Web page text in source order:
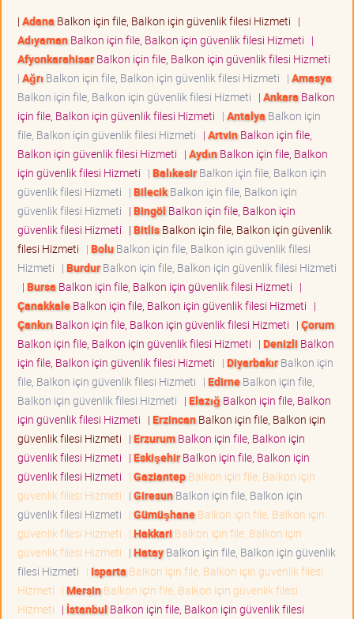
| Adana Balkon için file, Balkon için güvenlik filesi Hizmeti |
AdıyamanBalkon için file, Balkon için güvenlik filesi Hizmeti |
AfyonkarahisarBalkon için file, Balkon için güvenlik filesi Hizmeti
| Ağrı Balkon için file, Balkon için güvenlik filesi Hizmeti | Amasya
Balkon için file, Balkon için güvenlik filesi Hizmeti | Ankara Balkon
için file, Balkon için güvenlik filesi Hizmeti | Antalya Balkon için
file, Balkon için güvenlik filesi Hizmeti | ArtvinBalkon için file,
Balkon için güvenlik filesi Hizmeti | AydınBalkon için file, Balkon
için güvenlik filesi Hizmeti | BalıkesirBalkon için file, Balkon için
güvenlik filesi Hizmeti | BilecikBalkon için file, Balkon için
güvenlik filesi Hizmeti | Bingöl Balkon için file, Balkon için
güvenlik filesi Hizmeti | BitlisBalkon için file, Balkon için güvenlik
filesi Hizmeti | BoluBalkon için file, Balkon için güvenlik filesi
Hizmeti | BurdurBalkon için file, Balkon için güvenlik filesi Hizmeti
| Bursa Balkon için file, Balkon için güvenlik filesi Hizmeti |
ÇanakkaleBalkon için file, Balkon için güvenlik filesi Hizmeti |
Çankırı Balkon için file, Balkon için güvenlik filesi Hizmeti | Çorum
Balkon için file, Balkon için güvenlik filesi Hizmeti | Denizli Balkon
için file, Balkon için güvenlik filesi Hizmeti | DiyarbakırBalkon için
file, Balkon için güvenlik filesi Hizmeti | EdirneBalkon için file,
Balkon için güvenlik filesi Hizmeti | Elazığ Balkon için file, Balkon
için güvenlik filesi Hizmeti | ErzincanBalkon için file, Balkon için
güvenlik filesi Hizmeti | ErzurumBalkon için file, Balkon için
güvenlik filesi Hizmeti | EskişehirBalkon için file, Balkon için
güvenlik filesi Hizmeti | GaziantepBalkon için file, Balkon için
güvenlik filesi Hizmeti | GiresunBalkon için file, Balkon için
güvenlik filesi Hizmeti | GümüşhaneBalkon için file, Balkon için
güvenlik filesi Hizmeti | Hakkari Balkon için file, Balkon için
güvenlik filesi Hizmeti | HatayBalkon için file, Balkon için güvenlik
filesi Hizmeti | Isparta Balkon için file, Balkon için güvenlik filesi
Hizmeti | MersinBalkon için file, Balkon için güvenlik filesi
Hizmeti | İstanbul Balkon için file, Balkon için güvenlik filesi